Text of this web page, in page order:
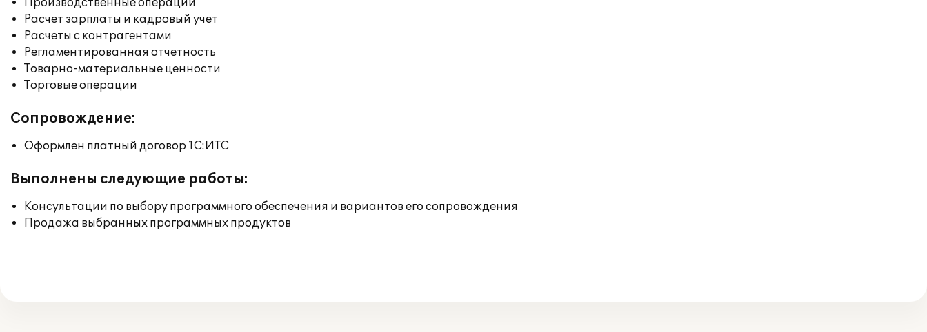
Производственные операции
Расчет зарплаты и кадровый учет
Расчеты с контрагентами
Регламентированная отчетность
Товарно-материальные ценности
Торговые операции
Сопровождение:
Оформлен платный договор 1С:ИТС
Выполнены следующие работы:
Консультации по выбору программного обеспечения и вариантов его сопровождения
Продажа выбранных программных продуктов